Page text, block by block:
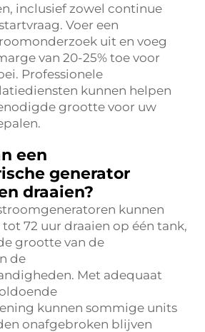
inclusief zowel continue
Voer een
uit en voeg
van 20-25% toe voor
Professionele
kunnen helpen
grootte voor uw
een
generator
draaien?
kunnen
72 uur draaien op één tank,
grootte van de
de
Met adequaat
kunnen sommige units
onafgebroken blijven